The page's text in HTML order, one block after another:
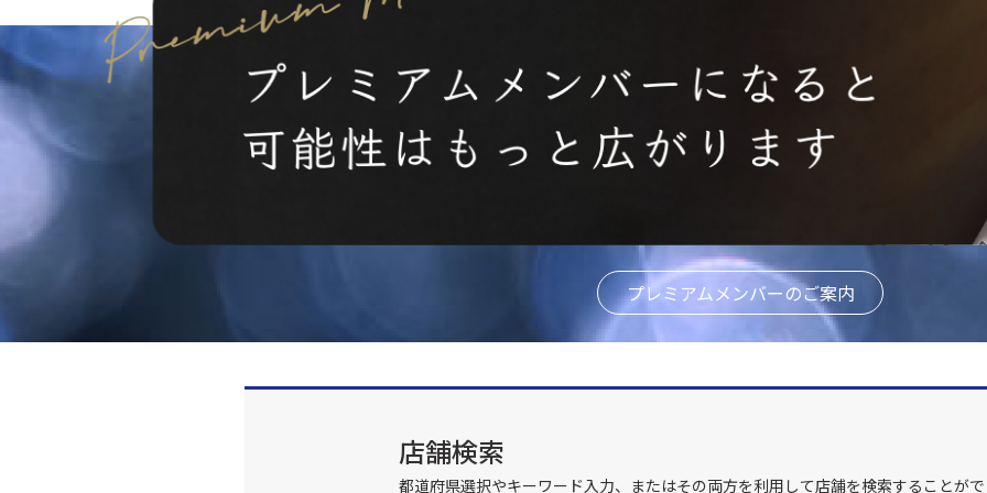
プレミアムメンバーのご案内
店舗検索
都道府県選択やキーワード入力、またはその両方を利用して店舗を検索することが